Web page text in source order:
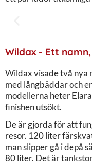
Wildax - Ett
Wildax visade två nya
med långbäddar och
modellerna heter
finishen utsökt.
De är gjorda för att
resor. 120 liter
man slipper gå i depå
80 liter. Det är